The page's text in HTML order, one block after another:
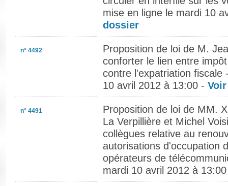
mise en ligne le mardi 10
dossier
n° 4492
Proposition de loi de M.
conforter le lien entre
contre l'expatriation fiscale
10 avril 2012 à 13:00 -
n° 4491
Proposition de loi de MM.
La Verpillière et Michel
collègues relative au
autorisations d'occupation
opérateurs de
mardi 10 avril 2012 à